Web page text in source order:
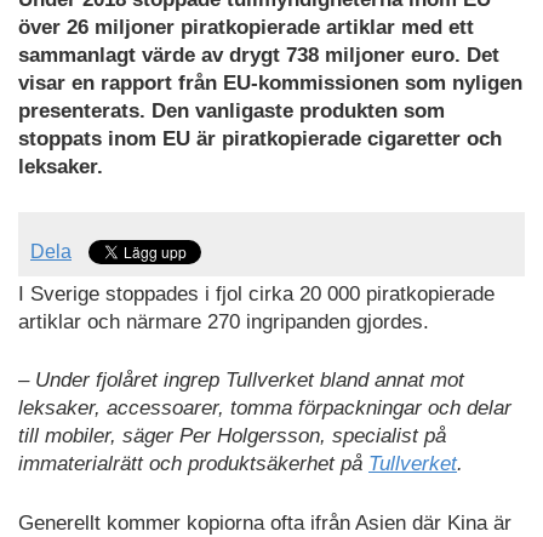
över 26 miljoner piratkopierade artiklar med ett
sammanlagt värde av drygt 738 miljoner euro. Det
visar en rapport från EU-kommissionen som nyligen
presenterats. Den vanligaste produkten som
stoppats inom EU är piratkopierade cigaretter och
leksaker.
Dela
I Sverige stoppades i fjol cirka 20 000 piratkopierade
artiklar och närmare 270 ingripanden gjordes.
– Under fjolåret ingrep Tullverket bland annat mot
leksaker, accessoarer, tomma förpackningar och delar
till mobiler, säger Per Holgersson, specialist på
immaterialrätt och produktsäkerhet på Tullverket.
Generellt kommer kopiorna ofta ifrån Asien där Kina är